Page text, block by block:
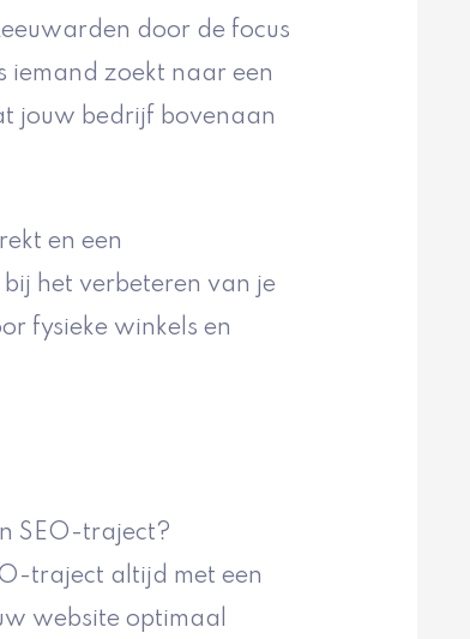
door de focus
iemand zoekt naar een
jouw bedrijf bovenaan
en een
het verbeteren van je
fysieke winkels en
SEO-traject?
traject altijd met een
website optimaal